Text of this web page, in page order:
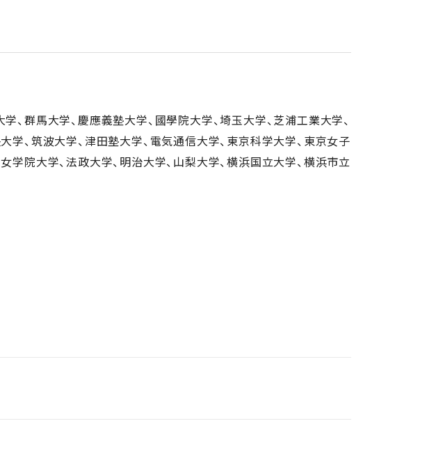
群馬大学、慶應義塾大学、國學院大学、埼玉大学、芝浦工業大学、
学、筑波大学、津田塾大学、電気通信大学、東京科学大学、東京女子
学院大学、法政大学、明治大学、山梨大学、横浜国立大学、横浜市立